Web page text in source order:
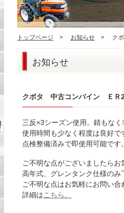
トップページ > お知らせ > ク
お知らせ
クボタ 中古コンバイン ＥＲ
三反×3シーズン使用。錆もな
使用時間も少なく程度は良好で
点検整備済みで即使用可能です
ご不明な点がございましたら
高年式、グレンタンク仕様の
ご不明な点はお気軽にお問い合
詳細はこちら。